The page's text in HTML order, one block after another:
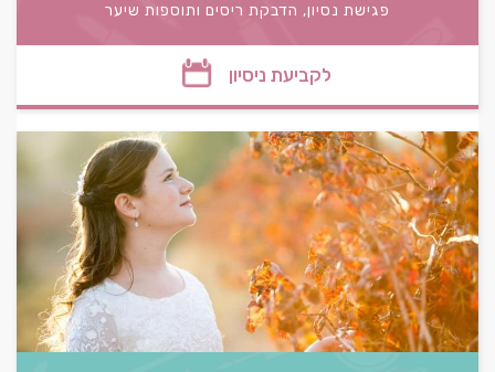
פגישת נסיון, הדבקת ריסים ותוספות שיער
לקביעת ניסיון